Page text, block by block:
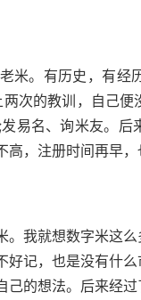
米。有历史，有经
次的教训，自己
易名、询米友。
，注册时间再早，
。我就想数字米这
好记，也是没有什
己的想法。后来经